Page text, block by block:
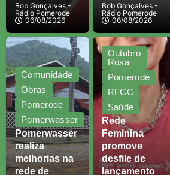
Bob Gonçalves -
Rádio Pomerode
06/08/2026
Bob Gonçalves -
Rádio Pomerode
06/08/2026
Comunidade
Obras
Pomerode
Pomerwasser
Pomerwasser
realiza
melhorias na
rede de
Outubro
Rosa
Pomerode
RFCC
Saúde
Rede
Feminina
promove
desfile de
lançamento